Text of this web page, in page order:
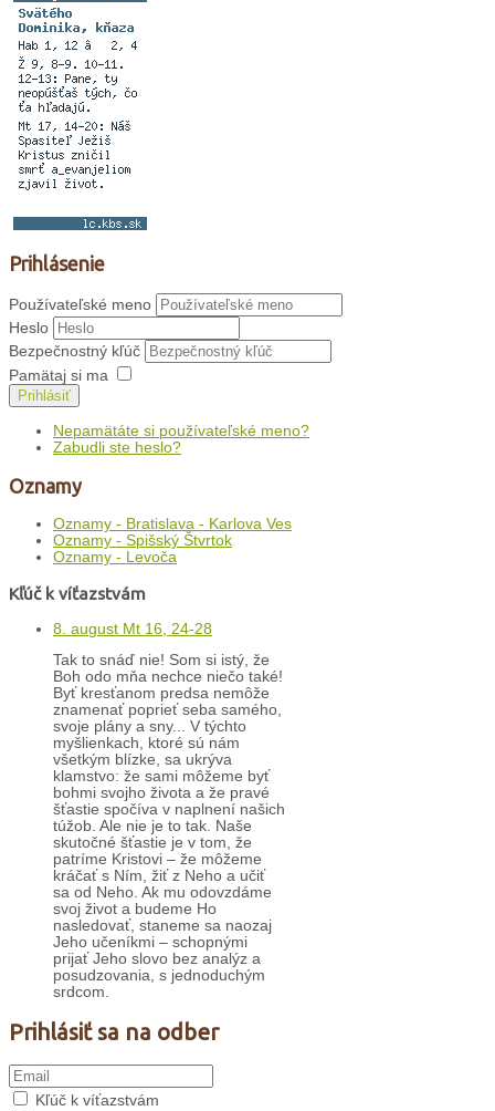
Prihlásenie
Používateľské meno
Heslo
Bezpečnostný kľúč
Pamätaj si ma
Prihlásiť
Nepamätáte si používateľské meno?
Zabudli ste heslo?
Oznamy
Oznamy - Bratislava - Karlova Ves
Oznamy - Spišský Štvrtok
Oznamy - Levoča
Kľúč k víťazstvám
8. august Mt 16, 24-28
Tak to snáď nie! Som si istý, že
Boh odo mňa nechce niečo také!
Byť kresťanom predsa nemôže
znamenať poprieť seba samého,
svoje plány a sny... V týchto
myšlienkach, ktoré sú nám
všetkým blízke, sa ukrýva
klamstvo: že sami môžeme byť
bohmi svojho života a že pravé
šťastie spočíva v naplnení našich
túžob. Ale nie je to tak. Naše
skutočné šťastie je v tom, že
patríme Kristovi – že môžeme
kráčať s Ním, žiť z Neho a učiť
sa od Neho. Ak mu odovzdáme
svoj život a budeme Ho
nasledovať, staneme sa naozaj
Jeho učeníkmi – schopnými
prijať Jeho slovo bez analýz a
posudzovania, s jednoduchým
srdcom.
Prihlásiť sa na odber
Kľúč k víťazstvám